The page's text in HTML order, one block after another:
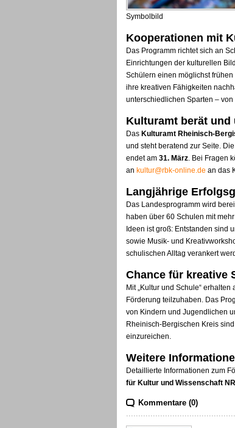
Symbolbild
Kooperationen mit
Das Programm richtet sich an
Einrichtungen der kulturellen
Schülern einen möglichst
ihre kreativen Fähigkeiten
unterschiedlichen Sparten –
Kulturamt berät und
Das Kulturamt Rheinisch-
und steht beratend zur Seite.
endet am 31. März. Bei Fragen
an kultur@rbk-online.de an das
Langjährige
Das Landesprogramm wird
haben über 60 Schulen mit
Ideen ist groß: Entstanden sind
sowie Musik- und
schulischen Alltag verankert
Chance für kreative
Mit „Kultur und Schule“
Förderung teilzuhaben. Das
von Kindern und Jugendlichen
Rheinisch-Bergischen Kreis
einzureichen.
Weitere
Detaillierte Informationen zum
für Kultur und Wissenschaft
Kommentare (0)